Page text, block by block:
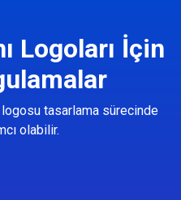
Logoları İçin
tasarlama sürecinde
olabilir.